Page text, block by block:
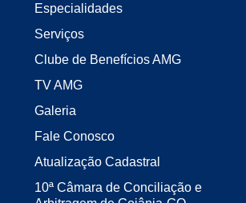
Especialidades
Serviços
Clube de Benefícios AMG
TV AMG
Galeria
Fale Conosco
Atualização Cadastral
10ª Câmara de Conciliação e